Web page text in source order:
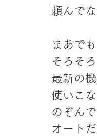
頼んでな
まあでも
そろそ
最新の
使いこ
のぞん
オート